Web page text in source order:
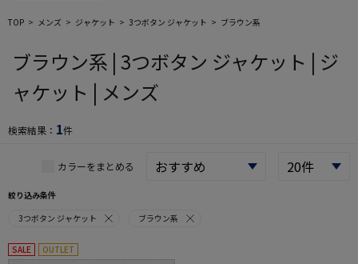
TOP メンズ ジャケット 3つボタン ジャケット ブラウン系
ブラウン系 | 3つボタン ジャケット | ジ
ャケット | メンズ
検索結果： 1件
カラーをまとめる
絞り込み条件
3つボタン ジャケット
ブラウン系
SALE OUTLET